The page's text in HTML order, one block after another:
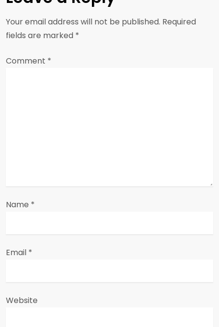
a
v
i
Your email address will not be published. Required
fields are marked *
Comment *
Name *
Email *
Website